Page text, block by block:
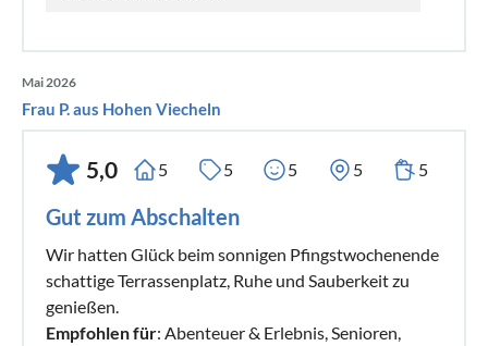
Mai 2026
Frau P. aus Hohen Viecheln
5,0 5 5 5 5 5
Gut zum Abschalten
Wir hatten Glück beim sonnigen Pfingstwochenende
schattige Terrassenplatz, Ruhe und Sauberkeit zu
genießen.
Empfohlen für: Abenteuer & Erlebnis, Senioren,